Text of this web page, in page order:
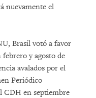
nuevamente el
Brasil votó a favor
febrero y agosto de
avalados por el
Periódico
CDH en septiembre